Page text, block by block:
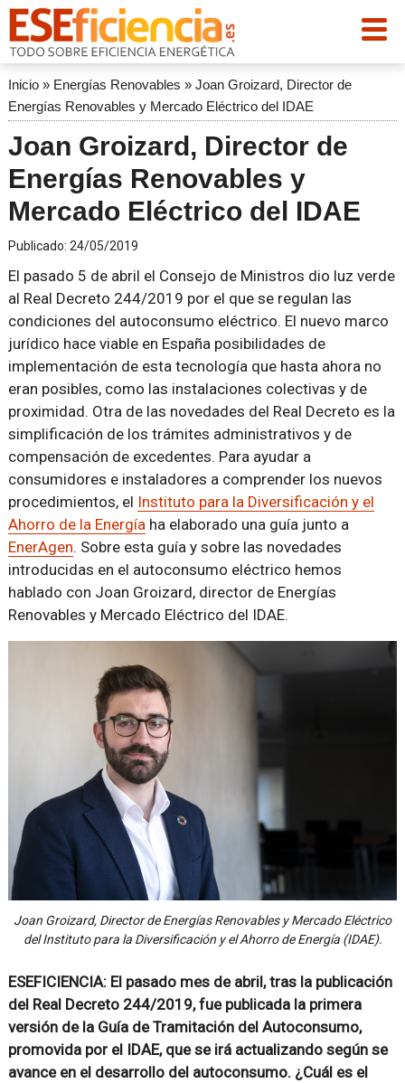
Inicio» Energías Renovables » Joan Groizard, Director de
Energías Renovables y Mercado Eléctrico del IDAE
Joan Groizard, Director de
Energías Renovables y
Mercado Eléctrico del IDAE
Publicado: 24/05/2019
El pasado 5 de abril el Consejo de Ministros dio luz verde
al Real Decreto 244/2019 por el que se regulan las
condiciones del autoconsumo eléctrico. El nuevo marco
jurídico hace viable en España posibilidades de
implementación de esta tecnología que hasta ahora no
eran posibles, como las instalaciones colectivas y de
proximidad. Otra de las novedades del Real Decreto es la
simplificación de los trámites administrativos y de
compensación de excedentes. Para ayudar a
consumidores e instaladores a comprender los nuevos
procedimientos, el Instituto para la Diversificación y el
Ahorro de la Energíaha elaborado una guía junto a
EnerAgen. Sobre esta guía y sobre las novedades
introducidas en el autoconsumo eléctrico hemos
hablado con Joan Groizard, director de Energías
Renovables y Mercado Eléctrico del IDAE.
Joan Groizard, Director de Energías Renovables y Mercado Eléctrico
del Instituto para la Diversificación y el Ahorro de Energía (IDAE).
ESEFICIENCIA: El pasado mes de abril, tras la publicación
del Real Decreto 244/2019, fue publicada la primera
versión de la Guía de Tramitación del Autoconsumo,
promovida por el IDAE, que se irá actualizando según se
avance en el desarrollo del autoconsumo. ¿Cuál es el